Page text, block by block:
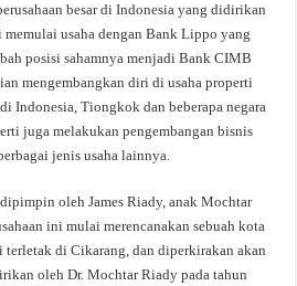
besar di Indonesia yang didirikan
usaha dengan Bank Lippo yang
posisi sahamnya menjadi Bank CIMB
mengembangkan diri di usaha properti
Indonesia, Tiongkok dan beberapa negara
juga melakukan pengembangan bisnis
jenis usaha lainnya.
oleh James Riady, anak Mochtar
ini mulai merencanakan sebuah kota
di Cikarang, dan diperkirakan akan
oleh Dr. Mochtar Riady pada tahun